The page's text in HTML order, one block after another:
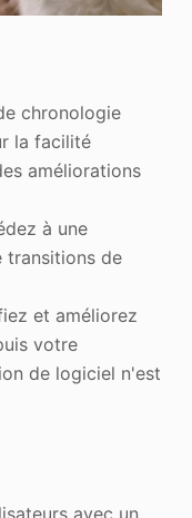
chronologie
la facilité
améliorations
à une
transitions de
et améliorez
votre
de logiciel n'est
avec un